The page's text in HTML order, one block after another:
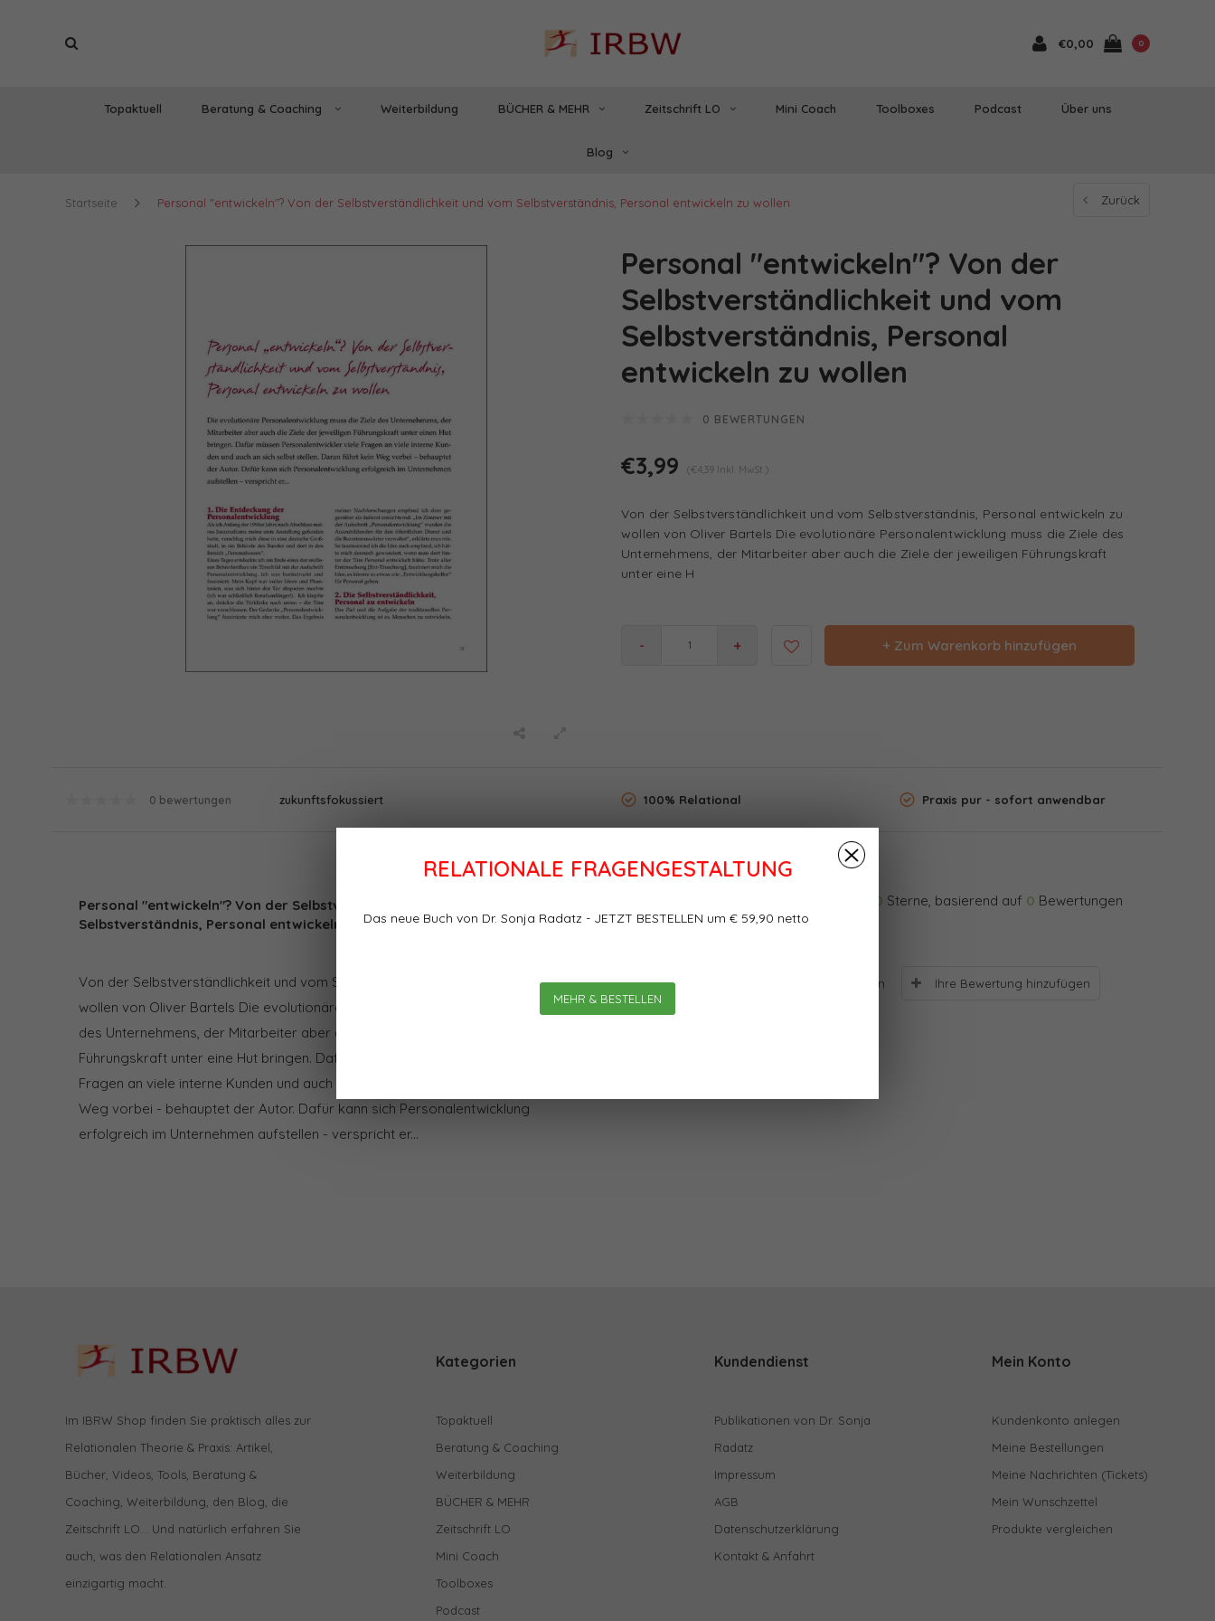
RELATIONALE FRAGENGESTALTUNG
Das neue Buch von Dr. Sonja Radatz - JETZT BESTELLEN um € 59,90 netto
MEHR & BESTELLEN
€0,00 0
Topaktuell Beratung & Coaching Weiterbildung BÜCHER & MEHR Zeitschrift LO Mini Coach Toolboxes Podcast Über uns
Blog
Startseite Personal "entwickeln"? Von der Selbstverständlichkeit und vom Selbstverständnis, Personal entwickeln zu wollen Zurück
Personal "entwickeln"? Von der
Selbstverständlichkeit und vom
Selbstverständnis, Personal
entwickeln zu wollen
0 BEWERTUNGEN
€3,99 (€4,39 Inkl. MwSt.)
Von der Selbstverständlichkeit und vom Selbstverständnis, Personal entwickeln zu
wollen von Oliver Bartels Die evolutionäre Personalentwicklung muss die Ziele des
Unternehmens, der Mitarbeiter aber auch die Ziele der jeweiligen Führungskraft
unter eine H
- + + Zum Warenkorb hinzufügen
0 bewertungen zukunftsfokussiert 100% Relational Praxis pur - sofort anwendbar
Personal "entwickeln"? Von der Selbstverständlichkeit und vom
Selbstverständnis, Personal entwickeln zu wollen
Von der Selbstverständlichkeit und vom Selbstverständnis, Personal entwickeln zu
wollen von Oliver Bartels Die evolutionäre Personalentwicklung muss die Ziele
des Unternehmens, der Mitarbeiter aber auch die Ziele der jeweiligen
Führungskraft unter eine Hut bringen. Dafür müssen Personalentwickler viele
Fragen an viele interne Kunden und auch an sich selbst stellen. Daran führt kein
Weg vorbei - behauptet der Autor. Dafür kann sich Personalentwicklung
erfolgreich im Unternehmen aufstellen - verspricht er...
0 Sterne, basierend auf 0 Bewertungen
0Sterne, basierend auf Bewertungen Ihre Bewertung hinzufügen
Im IBRW Shop finden Sie praktisch alles zur
Relationalen Theorie & Praxis: Artikel,
Bücher, Videos, Tools, Beratung &
Coaching, Weiterbildung, den Blog, die
Zeitschrift LO… Und natürlich erfahren Sie
auch, was den Relationalen Ansatz
einzigartig macht.
Kategorien
Topaktuell
Beratung & Coaching
Weiterbildung
BÜCHER & MEHR
Zeitschrift LO
Mini Coach
Toolboxes
Podcast
Kundendienst
Publikationen von Dr. Sonja
Radatz
Impressum
AGB
Datenschutzerklärung
Kontakt & Anfahrt
Mein Konto
Kundenkonto anlegen
Meine Bestellungen
Meine Nachrichten (Tickets)
Mein Wunschzettel
Produkte vergleichen